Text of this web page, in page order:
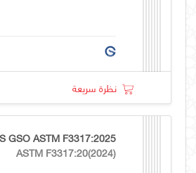
نظرة سريعة
GSO ASTM F3317:2025
ASTM F3317:20(2024)